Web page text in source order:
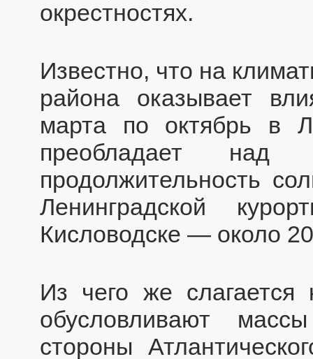
окрестностях.
Известно, что на
района оказывает
марта по октябрь в
преобладает над
продолжительность
Ленинградской
Кисловодске — около
Из чего же слагается
обусловливают
стороны